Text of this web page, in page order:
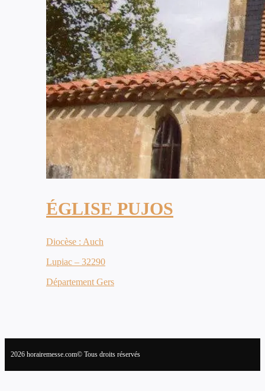
ÉGLISE PUJOS
Diocèse : Auch
Lupiac – 32290
Département Gers
2026 horairemesse.com© Tous droits réservés